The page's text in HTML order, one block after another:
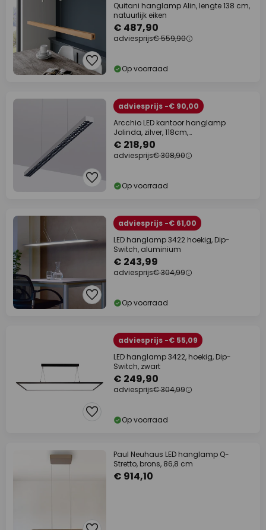
Quitani hanglamp Alin, lengte 138 cm,
natuurlijk eiken
€ 487,90
adviesprijs€ 559,90
Op voorraad
adviesprijs -€ 90,00
Arcchio LED kantoor hanglamp
Jolinda, zilver, 118cm,
omhoog/omlaag
€ 218,90
adviesprijs€ 308,90
Op voorraad
adviesprijs -€ 61,00
LED hanglamp 3422 hoekig, Dip-
Switch, aluminium
€ 243,99
adviesprijs€ 304,99
Op voorraad
adviesprijs -€ 55,09
LED hanglamp 3422, hoekig, Dip-
Switch, zwart
€ 249,90
adviesprijs€ 304,99
Op voorraad
Paul Neuhaus LED hanglamp Q-
Stretto, brons, 86,8 cm
€ 914,10